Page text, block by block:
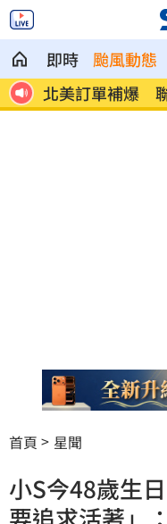
即時 颱風動態
來
北美訂單補爆
元
首頁 星聞
小S今48歲生